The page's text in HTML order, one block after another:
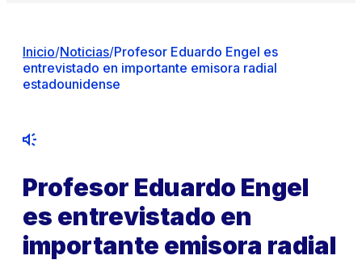
Inicio/Noticias/Profesor Eduardo Engel es
entrevistado en importante emisora radial
estadounidense
Profesor Eduardo Engel
es entrevistado en
importante emisora radial